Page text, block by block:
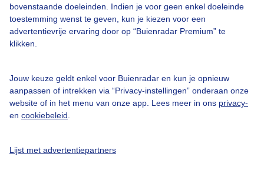
bovenstaande doeleinden. Indien je voor geen enkel doeleinde
toestemming wenst te geven, kun je kiezen voor een
advertentievrije ervaring door op “Buienradar Premium” te
klikken.
Jouw keuze geldt enkel voor Buienradar en kun je opnieuw
aanpassen of intrekken via “Privacy-instellingen” onderaan onze
website of in het menu van onze app. Lees meer in ons privacy-
en cookiebeleid
Lijst met advertentiepartners
Toegankelijkheid
Gebruikersvoorwaarden
Adverteren
Privacy beleid
Cookie beleid